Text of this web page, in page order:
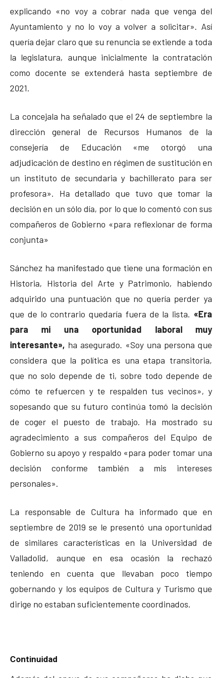
explicando «no voy a cobrar nada que venga del
Ayuntamiento y no lo voy a volver a solicitar». Así
quería dejar claro que su renuncia se extiende a toda
la legislatura, aunque inicialmente la contratación
como docente se extenderá hasta septiembre de
2021.
La concejala ha señalado que el 24 de septiembre la
dirección general de Recursos Humanos de la
consejería de Educación «me otorgó una
adjudicación de destino en régimen de sustitución en
un instituto de secundaria y bachillerato para ser
profesora». Ha detallado que tuvo que tomar la
decisión en un sólo día, por lo que lo comentó con sus
compañeros de Gobierno «para reflexionar de forma
conjunta»
Sánchez ha manifestado que tiene una formación en
Historia, Historia del Arte y Patrimonio, habiendo
adquirido una puntuación que no quería perder ya
que de lo contrario quedaría fuera de la lista. «Era
para mi una oportunidad laboral muy
interesante», ha asegurado. «Soy una persona que
considera que la política es una etapa transitoria,
que no solo depende de ti, sobre todo depende de
cómo te refuercen y te respalden tus vecinos», y
sopesando que su futuro continúa tomó la decisión
de coger el puesto de trabajo. Ha mostrado su
agradecimiento a sus compañeros del Equipo de
Gobierno su apoyo y respaldo «para poder tomar una
decisión conforme también a mis intereses
personales».
La responsable de Cultura ha informado que en
septiembre de 2019 se le presentó una oportunidad
de similares características en la Universidad de
Valladolid, aunque en esa ocasión la rechazó
teniendo en cuenta que llevaban poco tiempo
gobernando y los equipos de Cultura y Turismo que
dirige no estaban suficientemente coordinados.
Continuidad